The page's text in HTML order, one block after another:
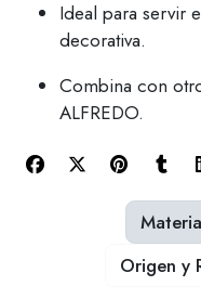
Ideal para servir
decorativa.
Combina con
ALFREDO.
Origen y